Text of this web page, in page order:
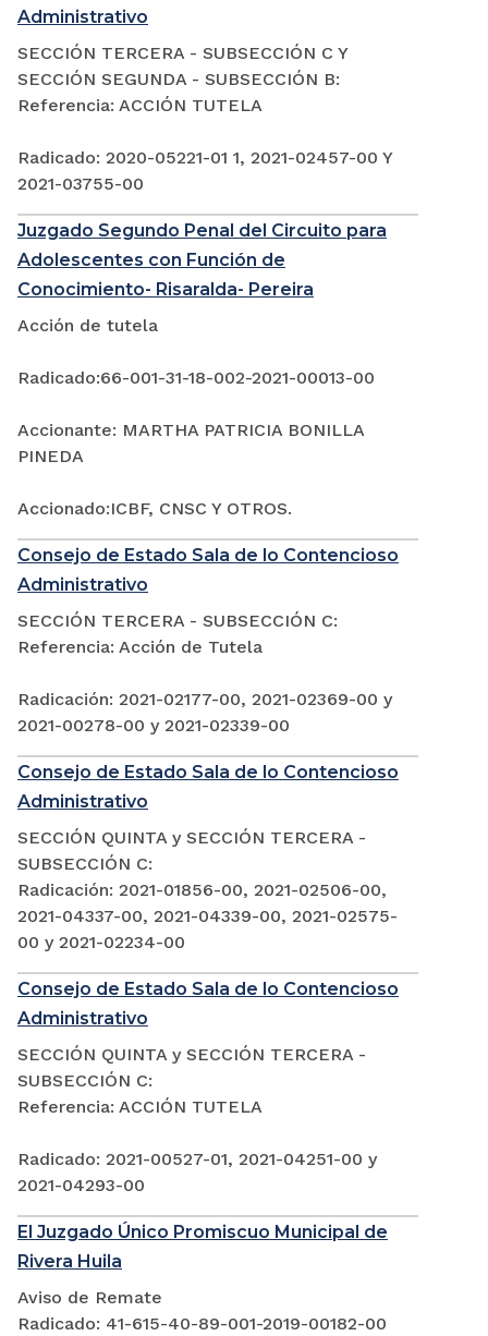
Administrativo
SECCIÓN TERCERA - SUBSECCIÓN C Y
SECCIÓN SEGUNDA - SUBSECCIÓN B:
Referencia: ACCIÓN TUTELA
Radicado: 2020-05221-01 1, 2021-02457-00 Y
2021-03755-00
Juzgado Segundo Penal del Circuito para
Adolescentes con Función de
Conocimiento- Risaralda- Pereira
Acción de tutela
Radicado:66-001-31-18-002-2021-00013-00
Accionante: MARTHA PATRICIA BONILLA
PINEDA
Accionado:ICBF, CNSC Y OTROS.
Consejo de Estado Sala de lo Contencioso
Administrativo
SECCIÓN TERCERA - SUBSECCIÓN C:
Referencia: Acción de Tutela
Radicación: 2021-02177-00, 2021-02369-00 y
2021-00278-00 y 2021-02339-00
Consejo de Estado Sala de lo Contencioso
Administrativo
SECCIÓN QUINTA y SECCIÓN TERCERA -
SUBSECCIÓN C:
Radicación: 2021-01856-00, 2021-02506-00,
2021-04337-00, 2021-04339-00, 2021-02575-
00 y 2021-02234-00
Consejo de Estado Sala de lo Contencioso
Administrativo
SECCIÓN QUINTA y SECCIÓN TERCERA -
SUBSECCIÓN C:
Referencia: ACCIÓN TUTELA
Radicado: 2021-00527-01, 2021-04251-00 y
2021-04293-00
El Juzgado Único Promiscuo Municipal de
Rivera Huila
Aviso de Remate
Radicado: 41-615-40-89-001-2019-00182-00